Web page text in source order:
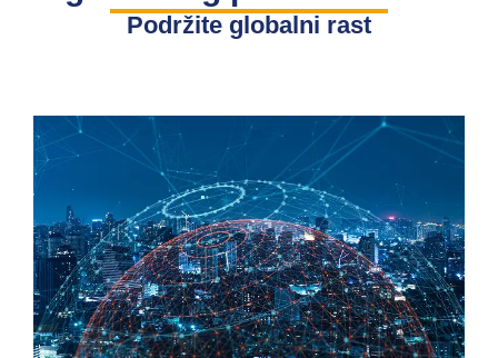
Podržite globalni rast